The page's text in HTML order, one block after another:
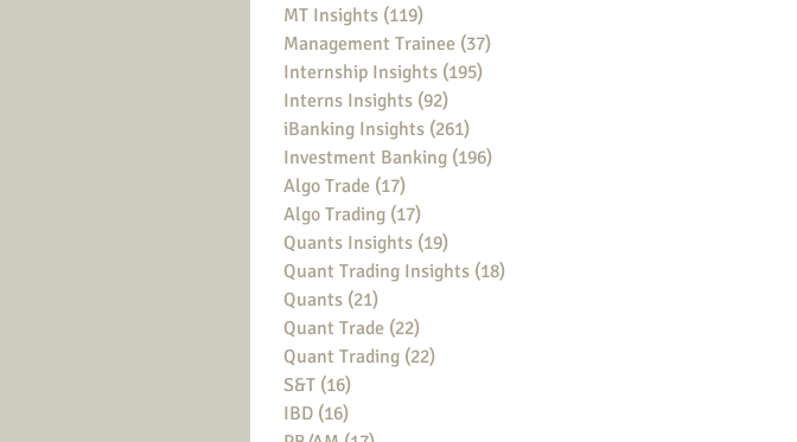
MT Insights (119)
Management Trainee (37)
Internship Insights (195)
Interns Insights (92)
iBanking Insights (261)
Investment Banking (196)
Algo Trade (17)
Algo Trading (17)
Quants Insights (19)
Quant Trading Insights (18)
Quants (21)
Quant Trade (22)
Quant Trading (22)
S&T (16)
IBD (16)